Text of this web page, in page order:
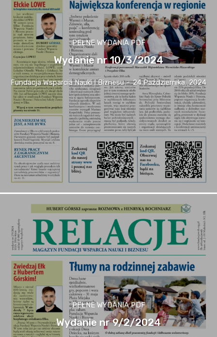
PEŁNE WYDANIA PDF
Wydanie nr 10/3/2024
Fundacja Wsparcia Nauki I Biznesu - 24 Października, 2024
PEŁNE WYDANIA PDF
Wydanie nr 9/2/2024